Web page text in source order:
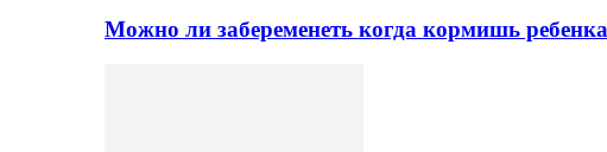
Можно ли забеременеть когда кормишь